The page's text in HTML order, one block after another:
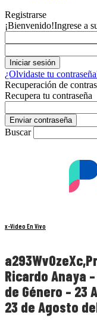
Registrarse
¡Bienvenido!Ingrese a
¿Olvidaste tu
Recuperación de
Recupera tu contraseña
Buscar
x-Video En Vivo
Ricardo Anaya
de Género –
23 de Agosto